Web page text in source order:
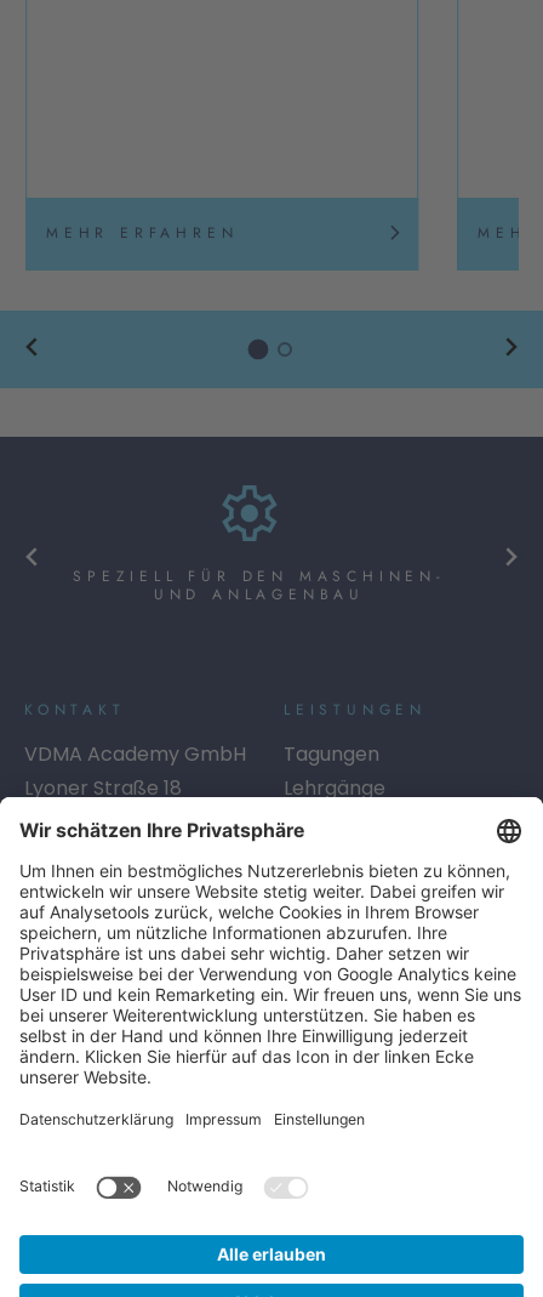
MEHR ERFAHREN
SPEZIELL FÜR DEN MASCHINEN-
UND ANLAGENBAU
KONTAKT
VDMA Academy GmbH
Lyoner Straße 18
60528Frankfurt am Main
E-Mail:academy@vdma.eu
LEISTUNGEN
Tagungen
Lehrgänge
Seminare
Beratung
SERVICE
Info-Service
Kontakt
Anreise
FAQ
LINKS
AGB
AGB Inhouse
Datenschutzerklärung
Impressum
Login